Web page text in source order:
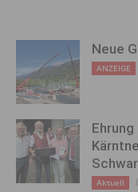
Neue
ANZEIGE
Aktuell